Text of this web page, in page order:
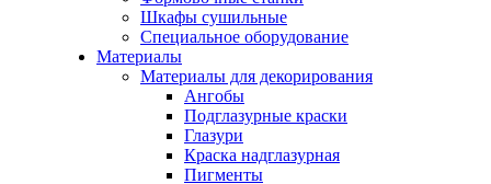
Шкафы сушильные
Специальное оборудование
Материалы
Материалы для декорирования
Ангобы
Подглазурные краски
Глазури
Краска надглазурная
Пигменты